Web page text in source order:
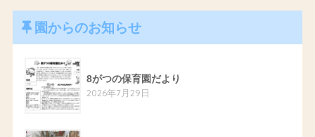
園からのお知らせ
8がつの保育園だより
2026年7月29日